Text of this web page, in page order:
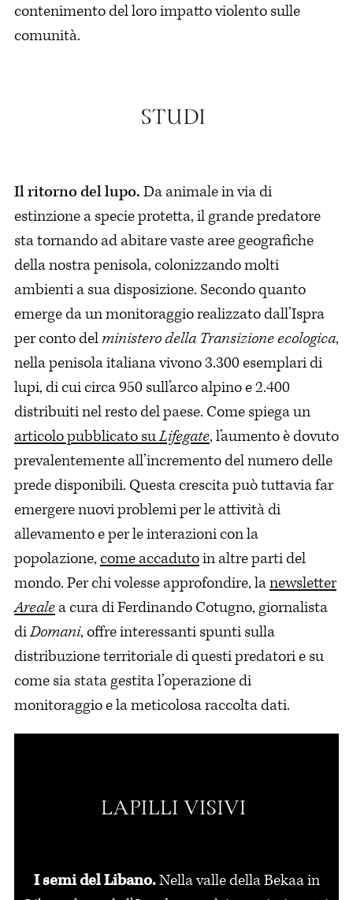
contenimento del loro impatto violento sulle
comunità.
Il ritorno del lupo.Da animale in via di
estinzione a specie protetta, il grande predatore
sta tornando ad abitare vaste aree geografiche
della nostra penisola, colonizzando molti
ambienti a sua disposizione. Secondo quanto
emerge da un monitoraggio realizzato dall’Ispra
per conto delministero della Transizione ecologica,
nella penisola italiana vivono 3.300 esemplari di
lupi, di cui circa 950 sull’arco alpino e 2.400
distribuiti nel resto del paese. Come spiega un
articolo pubblicato suLifegate, l’aumento è dovuto
prevalentemente all’incremento del numero delle
prede disponibili. Questa crescita può tuttavia far
emergere nuovi problemi per le attività di
allevamento e per le interazioni con la
popolazione,come accadutoin altre parti del
mondo. Per chi volesse approfondire, lanewsletter
Arealea cura di Ferdinando Cotugno, giornalista
diDomani, offre interessanti spunti sulla
distribuzione territoriale di questi predatori e su
come sia stata gestita l’operazione di
monitoraggio e la meticolosa raccolta dati.
I semi del Libano.Nella valle della Bekaa in